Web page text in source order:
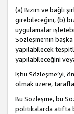
(a) Bizim ve bağlı
girebileceğini, (b)
uygulamalar
Sözleşme’nin
yapılabilecek
yapılabileceğini
İşbu Sözleşme’yi,
olmak üzere,
Bu Sözleşme, bu
politikalarda atıfta